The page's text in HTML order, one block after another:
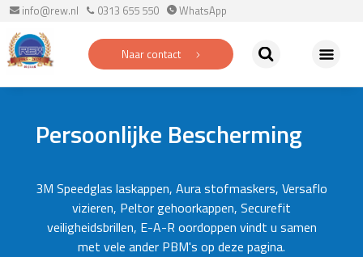
info@rew.nl 0313 655 550 WhatsApp
Naar contact
Persoonlijke Bescherming
3M Speedglas laskappen, Aura stofmaskers, Versaflo
vizieren, Peltor gehoorkappen, Securefit
veiligheidsbrillen, E-A-R oordoppen vindt u samen
met vele ander PBM's op deze pagina.